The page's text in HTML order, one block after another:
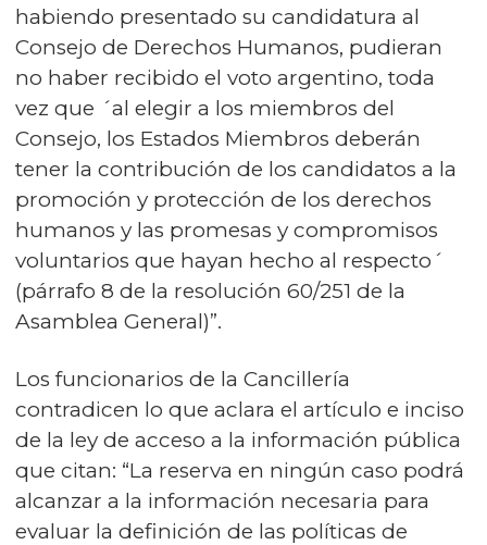
habiendo presentado su candidatura al
Consejo de Derechos Humanos, pudieran
no haber recibido el voto argentino, toda
vez que ´al elegir a los miembros del
Consejo, los Estados Miembros deberán
tener la contribución de los candidatos a la
promoción y protección de los derechos
humanos y las promesas y compromisos
voluntarios que hayan hecho al respecto´
(párrafo 8 de la resolución 60/251 de la
Asamblea General)”.
Los funcionarios de la Cancillería
contradicen lo que aclara el artículo e inciso
de la ley de acceso a la información pública
que citan: “La reserva en ningún caso podrá
alcanzar a la información necesaria para
evaluar la definición de las políticas de